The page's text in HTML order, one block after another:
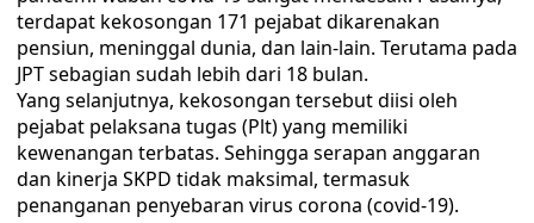
terdapat kekosongan 171 pejabat dikarenakan
pensiun, meninggal dunia, dan lain-lain. Terutama pada
JPT sebagian sudah lebih dari 18 bulan.
Yang selanjutnya, kekosongan tersebut diisi oleh
pejabat pelaksana tugas (Plt) yang memiliki
kewenangan terbatas. Sehingga serapan anggaran
dan kinerja SKPD tidak maksimal, termasuk
penanganan penyebaran virus corona (covid-19).